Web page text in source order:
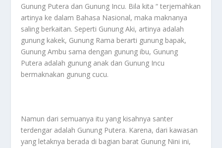
Gunung Putera dan Gunung Incu. Bila kita “ terjemahkan
artinya ke dalam Bahasa Nasional, maka maknanya
saling berkaitan. Seperti Gunung Aki, artinya adalah
gunung kakek, Gunung Rama berarti gunung bapak,
Gunung Ambu sama dengan gunung ibu, Gunung
Putera adalah gunung anak dan Gunung Incu
bermaknakan gunung cucu.
Namun dari semuanya itu yang kisahnya santer
terdengar adalah Gunung Putera. Karena, dari kawasan
yang letaknya berada di bagian barat Gunung Nini ini,